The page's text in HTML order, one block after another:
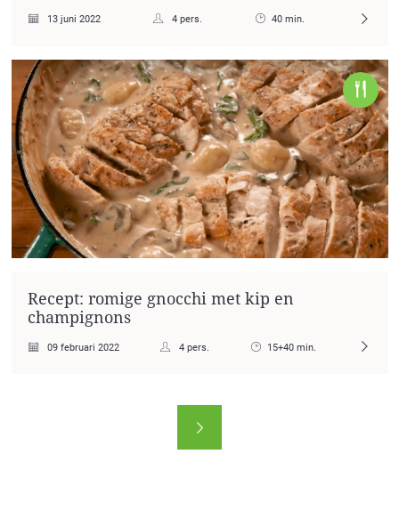
13 juni 2022 4 pers. 40 min.
Recept: romige gnocchi met kip en
champignons
09 februari 2022 4 pers. 15+40 min.